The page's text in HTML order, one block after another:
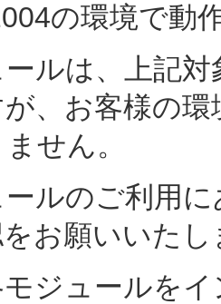
の環境で動
ルは、上記
、お客様の
せん。
ルのご利用
お願いいたし
モジュールを